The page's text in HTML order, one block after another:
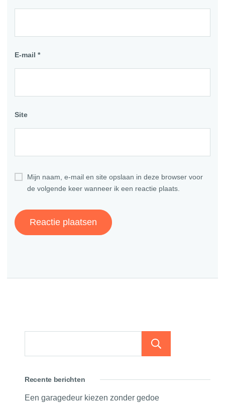
E-mail *
Site
Mijn naam, e-mail en site opslaan in deze browser voor
de volgende keer wanneer ik een reactie plaats.
Recente berichten
Een garagedeur kiezen zonder gedoe